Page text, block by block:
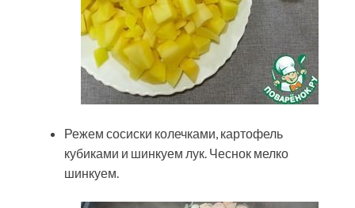
Режем сосиски колечками, картофель
кубиками и шинкуем лук. Чеснок мелко
шинкуем.